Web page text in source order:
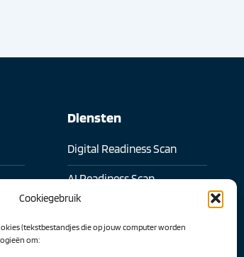
Cookiegebruik
(tekstbestandjes die op jouw computer worden
om:
Diensten
Digital Readiness Scan
AI Readiness Scan